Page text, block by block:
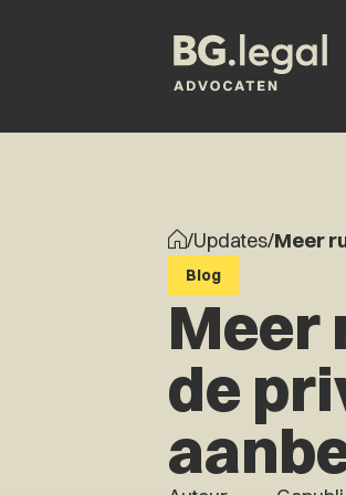
/Updates/Meer
Blog
Meer
de